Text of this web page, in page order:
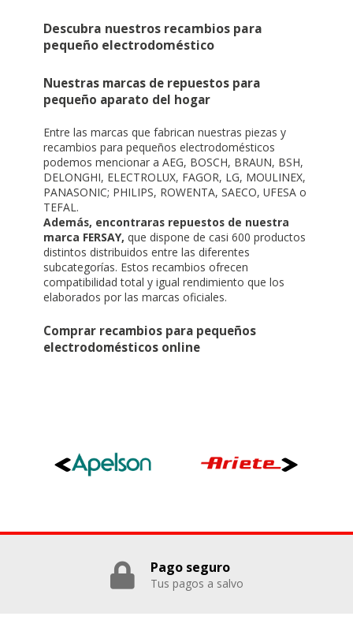
Descubra nuestros recambios para
pequeño electrodoméstico
Nuestras marcas de repuestos para
pequeño aparato del hogar
Entre las marcas que fabrican nuestras piezas y
recambios para pequeños electrodomésticos
podemos mencionar a AEG, BOSCH, BRAUN, BSH,
DELONGHI, ELECTROLUX, FAGOR, LG, MOULINEX,
PANASONIC; PHILIPS, ROWENTA, SAECO, UFESA o
TEFAL.
Además, encontraras repuestos de nuestra
marca FERSAY, que dispone de casi 600 productos
distintos distribuidos entre las diferentes
subcategorías. Estos recambios ofrecen
compatibilidad total y igual rendimiento que los
elaborados por las marcas oficiales.
Comprar recambios para pequeños
electrodomésticos online
Pago seguro
Tus pagos a salvo